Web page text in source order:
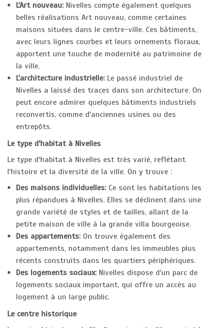
L'Art nouveau:Nivelles compte également quelques
belles réalisations Art nouveau, comme certaines
maisons situées dans le centre-ville. Ces bâtiments,
avec leurs lignes courbes et leurs ornements floraux,
apportent une touche de modernité au patrimoine de
la ville.
L'architecture industrielle:Le passé industriel de
Nivelles a laissé des traces dans son architecture. On
peut encore admirer quelques bâtiments industriels
reconvertis, comme d'anciennes usines ou des
entrepôts.
Le type d'habitat à Nivelles
Le type d'habitat à Nivelles est très varié, reflétant
l'histoire et la diversité de la ville. On y trouve :
Des maisons individuelles:Ce sont les habitations les
plus répandues à Nivelles. Elles se déclinent dans une
grande variété de styles et de tailles, allant de la
petite maison de ville à la grande villa bourgeoise.
Des appartements:On trouve également des
appartements, notamment dans les immeubles plus
récents construits dans les quartiers périphériques.
Des logements sociaux:Nivelles dispose d'un parc de
logements sociaux important, qui offre un accès au
logement à un large public.
Le centre historique